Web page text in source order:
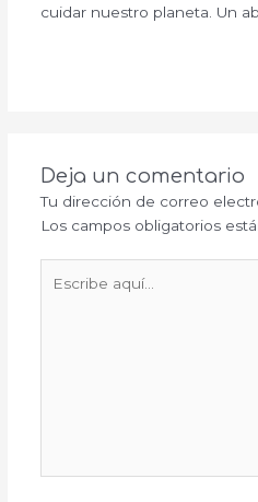
cuidar nuestro planeta. Un
Deja un comentario
Tu dirección de correo
Los campos obligatorios
aquí...